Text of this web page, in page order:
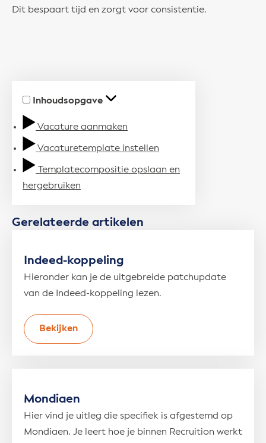
Dit bespaart tijd en zorgt voor consistentie.
Inhoudsopgave
Vacature aanmaken
Vacaturetemplate instellen
Templatecompositie opslaan en
hergebruiken
Gerelateerde artikelen
Indeed-koppeling
Hieronder kan je de uitgebreide patchupdate
van de Indeed-koppeling lezen.
Bekijken
Mondiaen
Hier vind je uitleg die specifiek is afgestemd op
Mondiaen. Je leert hoe je binnen Recruition werkt